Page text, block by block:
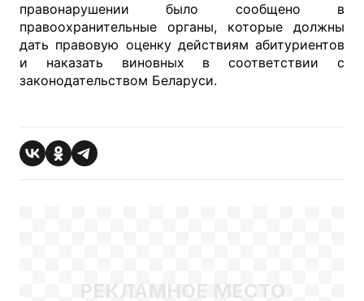
правонарушении было сообщено в
правоохранительные органы, которые должны
дать правовую оценку действиям абитуриентов
и наказать виновных в соответствии с
законодательством Беларуси.
РЕКЛАМНОЕ МЕСТО